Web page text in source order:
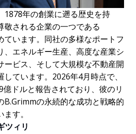
1878年の創業に遡る歴史を持
敬される企業の一つである
ています。同社の多様なポートフ
、エネルギー生産、高度な産業シ
ービス、そして大規模な不動産開
ています。2026年4月時点で、
億ドルと報告されており、彼のリ
B.Grimmの永続的な成功と戦略的
す。
ツィリ